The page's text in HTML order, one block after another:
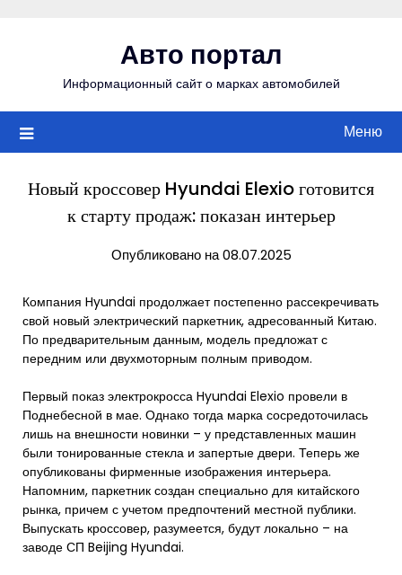
Авто портал
Информационный сайт о марках автомобилей
Меню
Новый кроссовер Hyundai Elexio готовится
к старту продаж: показан интерьер
Опубликовано на 08.07.2025
Компания Hyundai продолжает постепенно рассекречивать
свой новый электрический паркетник, адресованный Китаю.
По предварительным данным, модель предложат с
передним или двухмоторным полным приводом.
Первый показ электрокросса Hyundai Elexio провели в
Поднебесной в мае. Однако тогда марка сосредоточилась
лишь на внешности новинки – у представленных машин
были тонированные стекла и запертые двери. Теперь же
опубликованы фирменные изображения интерьера.
Напомним, паркетник создан специально для китайского
рынка, причем с учетом предпочтений местной публики.
Выпускать кроссовер, разумеется, будут локально – на
заводе СП Beijing Hyundai.